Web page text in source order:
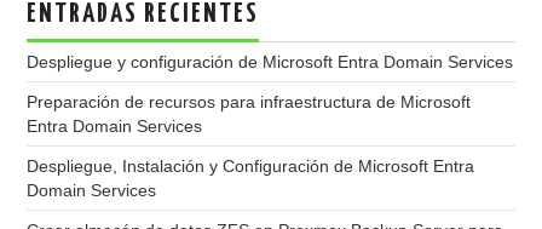
ENTRADAS RECIENTES
Despliegue y configuración de Microsoft Entra Domain Services
Preparación de recursos para infraestructura de Microsoft
Entra Domain Services
Despliegue, Instalación y Configuración de Microsoft Entra
Domain Services